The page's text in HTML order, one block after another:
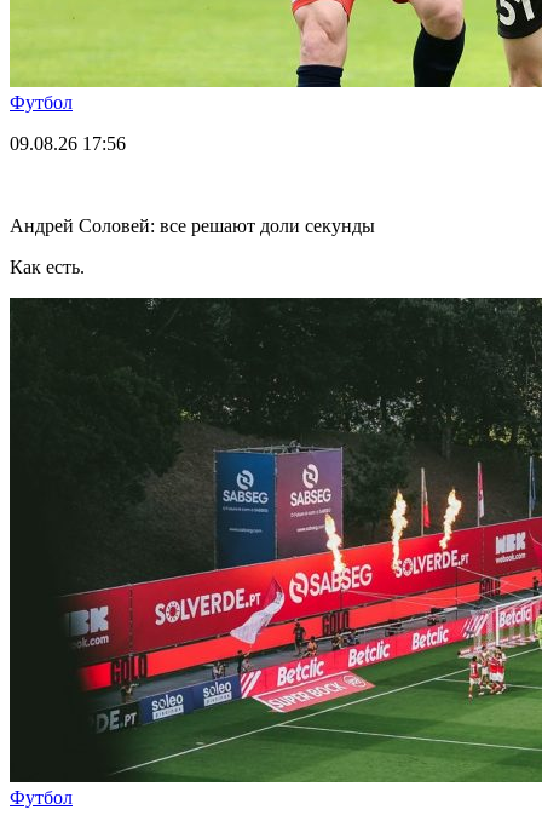
Футбол
09.08.26 17:56
Андрей Соловей: все решают доли секунды
Как есть.
Футбол